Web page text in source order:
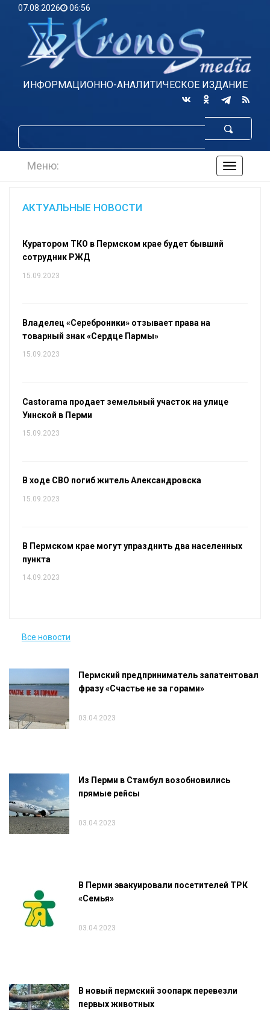
07.08.2026 06:56
ИНФОРМАЦИОННО-АНАЛИТИЧЕСКОЕ ИЗДАНИЕ
по
Меню:
АКТУАЛЬНЫЕ НОВОСТИ
Куратором ТКО в Пермском крае будет бывший
сотрудник РЖД
15.09.2023
Владелец «Сереброники» отзывает права на
товарный знак «Сердце Пармы»
15.09.2023
Castorama продает земельный участок на улице
Уинской в Перми
15.09.2023
В ходе СВО погиб житель Александровска
15.09.2023
В Пермском крае могут упразднить два населенных
пункта
14.09.2023
Все новости
Пермский предприниматель запатентовал
фразу «Счастье не за горами»
03.04.2023
Из Перми в Стамбул возобновились
прямые рейсы
03.04.2023
В Перми эвакуировали посетителей ТРК
«Семья»
03.04.2023
В новый пермский зоопарк перевезли
первых животных